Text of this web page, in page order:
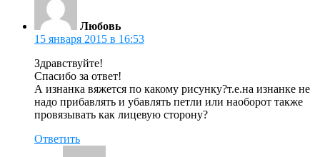
Любовь
15 января 2015 в 16:53
Здравствуйте!
Спасибо за ответ!
А изнанка вяжется по какому рисунку?т.е.на изнанке не
надо прибавлять и убавлять петли или наоборот также
провязывать как лицевую сторону?
Ответить